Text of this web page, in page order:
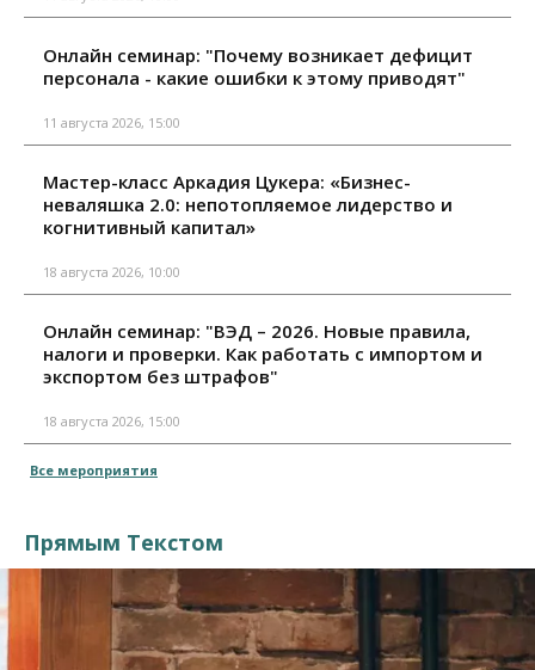
Онлайн семинар: "Почему возникает дефицит
персонала - какие ошибки к этому приводят"
11 августа 2026, 15:00
Мастер-класс Аркадия Цукера: «Бизнес-
неваляшка 2.0: непотопляемое лидерство и
когнитивный капитал»
18 августа 2026, 10:00
Онлайн семинар: "ВЭД – 2026. Новые правила,
налоги и проверки. Как работать с импортом и
экспортом без штрафов"
18 августа 2026, 15:00
Все мероприятия
Прямым Текстом